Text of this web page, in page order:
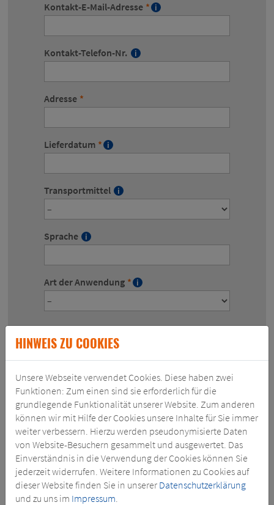
Kontakt-E-Mail-Adresse *
Kontakt-Telefon-Nr.
Adresse *
Lieferdatum *
Transportmittel
Sprache
Art der Anwendung *
TRANSFORMATOR
Stückzahl *
Aufstellungsort *
Leistung [kVA] *
HINWEIS ZU COOKIES
Unsere Webseite verwendet Cookies. Diese haben zwei
Funktionen: Zum einen sind sie erforderlich für die
grundlegende Funktionalität unserer Website. Zum anderen
können wir mit Hilfe der Cookies unsere Inhalte für Sie immer
weiter verbessern. Hierzu werden pseudonymisierte Daten
von Website-Besuchern gesammelt und ausgewertet. Das
Einverständnis in die Verwendung der Cookies können Sie
jederzeit widerrufen. Weitere Informationen zu Cookies auf
dieser Website finden Sie in unserer Datenschutzerklärung
und zu uns im Impressum